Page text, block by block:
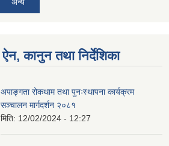
ऐन, कानुन तथा निर्देशिका
अपाङ्गता रोकथाम तथा पुनःस्थापना कार्यक्रम
सञ्चालन मार्गदर्शन २०८१
मिति: 12/02/2024 - 12:27